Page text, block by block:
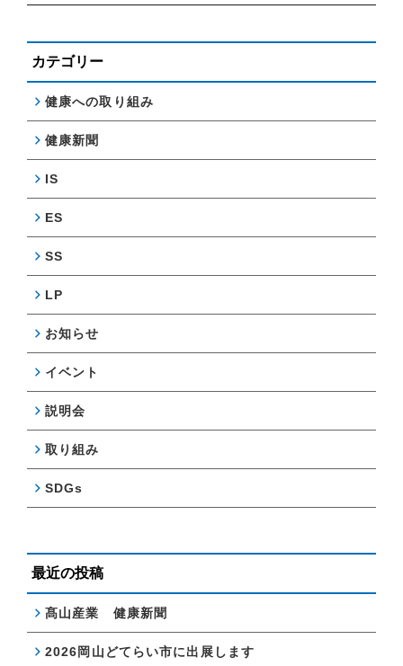
カテゴリー
健康への取り組み
健康新聞
IS
ES
SS
LP
お知らせ
イベント
説明会
取り組み
SDGs
最近の投稿
髙山産業 健康新聞
2026岡山どてらい市に出展します